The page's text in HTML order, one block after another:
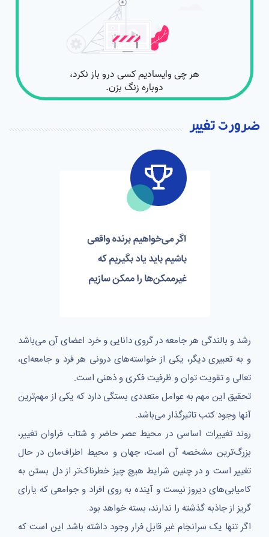
ضرورت تغییر
رشد و بالندگی هر جامعه در گروی دانایی و خرد اعضای آن می‌باشد
و به تعبیری دیگر، یکی از خواسته‌های درونی هر فرد و جامعه‌ای،
تعالی و تقویت توان و ظرفیت فکری و ذهنی است.
تحقیق این مهم به عوامل متعددی بستگی دارد که یکی از مهم‌ترین
آنها وجود کتب تاثیرگذار می‌باشد.
روند تغییرات اساسی در محیط عصر حاضر و شتاب فراوان تغییر،
بزرگ‌ترین مشخصه آن است، جهان و محیط اطراف‌مان در حال
تغییر است و در چنین شرایط هیچ چیز خطرناک‌تر از دل بستن به
کامیابی‌های دیروز نیست و آینده به روی افراد و جوامعی که یارای
گریز از جاذبه‌ گذشته را ندارند، بسته خواهد بود.
اگر تنها یک سرانجام غیر قابل فرار وجود داشته باشد این است که